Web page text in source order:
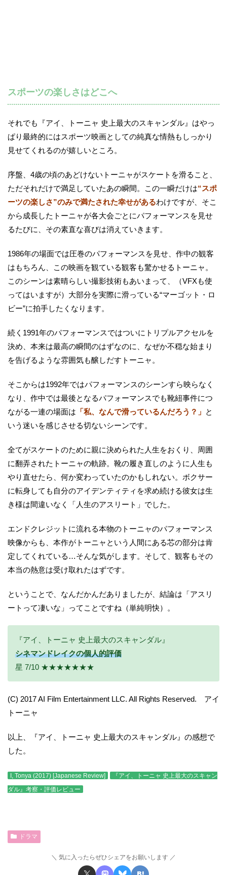
スポーツの楽しさはどこへ
それでも『アイ、トーニャ 史上最大のスキャンダル』はやっ
ぱり最終的にはスポーツ映画としての純真な情熱もしっかり
見せてくれるのが嬉しいところ。
序盤、4歳の頃のあどけないトーニャがスケートを滑ること、
ただそれだけで満足していたあの瞬間。この一瞬だけは“スポ
ーツの楽しさ”のみで満たされた幸せがあるわけですが、そこ
から成長したトーニャが各大会ごとにパフォーマンスを見せ
るたびに、その素直な喜びは消えていきます。
1986年の場面では圧巻のパフォーマンスを見せ、作中の観客
はもちろん、この映画を観ている観客も驚かせるトーニャ。
このシーンは素晴らしい撮影技術もあいまって、（VFXも使
ってはいますが）大部分を実際に滑っている“マーゴット・ロ
ビー”に拍手したくなります。
続く1991年のパフォーマンスではついにトリプルアクセルを
決め、本来は最高の瞬間のはずなのに、なぜか不穏な始まり
を告げるような雰囲気も醸しだすトーニャ。
そこからは1992年ではパフォーマンスのシーンすら映らなく
なり、作中では最後となるパフォーマンスでも靴紐事件につ
ながる一連の場面は 「私、なんで滑っているんだろう？」 と
いう迷いを感じさせる切ないシーンです。
全てがスケートのために親に決められた人生をおくり、周囲
に翻弄されたトーニャの軌跡。靴の履き直しのように人生も
やり直せたら、何か変わっていたのかもしれない。ボクサー
に転身しても自分のアイデンティティを求め続ける彼女は生
き様は間違いなく「人生のアスリート」でした。
エンドクレジットに流れる本物のトーニャのパフォーマンス
映像からも、本作がトーニャという人間にある芯の部分は肯
定してくれている…そんな気がします。そして、観客もその
本当の熱意は受け取れたはずです。
ということで、なんだかんだありましたが、結論は「アスリ
ートって凄いな」ってことですね（単純明快）。
『アイ、トーニャ 史上最大のスキャンダル』
シネマンドレイクの個人的評価
星 7/10 ★★★★★★★
(C) 2017 AI Film Entertainment LLC. All Rights Reserved. アイ
トーニャ
以上、『アイ、トーニャ 史上最大のスキャンダル』の感想で
した。
I, Tonya (2017) [Japanese Review]
『アイ、トーニャ 史上最大のスキャン
ダル』考察・評価レビュー
ドラマ
気に入ったらぜひシェアをお願いします